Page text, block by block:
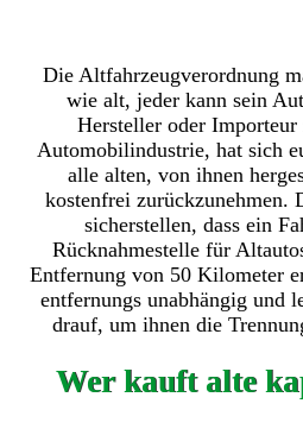
Die Altfahrzeugverordnung
wie alt, jeder kann sein
Hersteller oder
Automobilindustrie, hat sich
alle alten, von ihnen
kostenfrei zurückzunehmen.
sicherstellen, dass ein
Rücknahmestelle für
Entfernung von 50 Kilometer
entfernungs unabhängig und
drauf, um ihnen die
Wer kauft alte